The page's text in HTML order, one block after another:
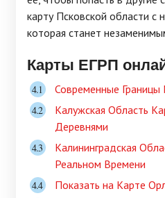
карту Псковской области с
которая станет
Карты ЕГРП
Современные
Калужская Область
Деревнями
Калининградская
Реальном Времени
Показать на Карте